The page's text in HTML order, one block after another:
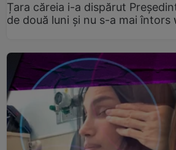
Țara căreia i-a dispărut
de două luni și nu s-a mai întors